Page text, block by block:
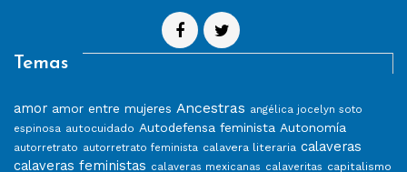
Temas
amor amor entre mujeres Ancestras angélica jocelyn soto
espinosa autocuidado Autodefensa feminista Autonomía
autorretrato autorretrato feminista calavera literaria calaveras
calaveras feministas calaveras mexicanas calaveritas capitalismo